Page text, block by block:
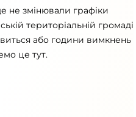
не змінювали графіки
територіальній громаді.
або години вимкнень
це тут.